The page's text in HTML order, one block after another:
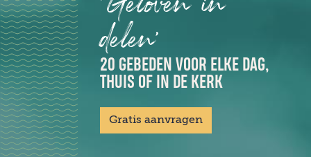
delen'
20 GEBEDEN VOOR ELKE DAG,
THUIS OF IN DE KERK
Gratis aanvragen